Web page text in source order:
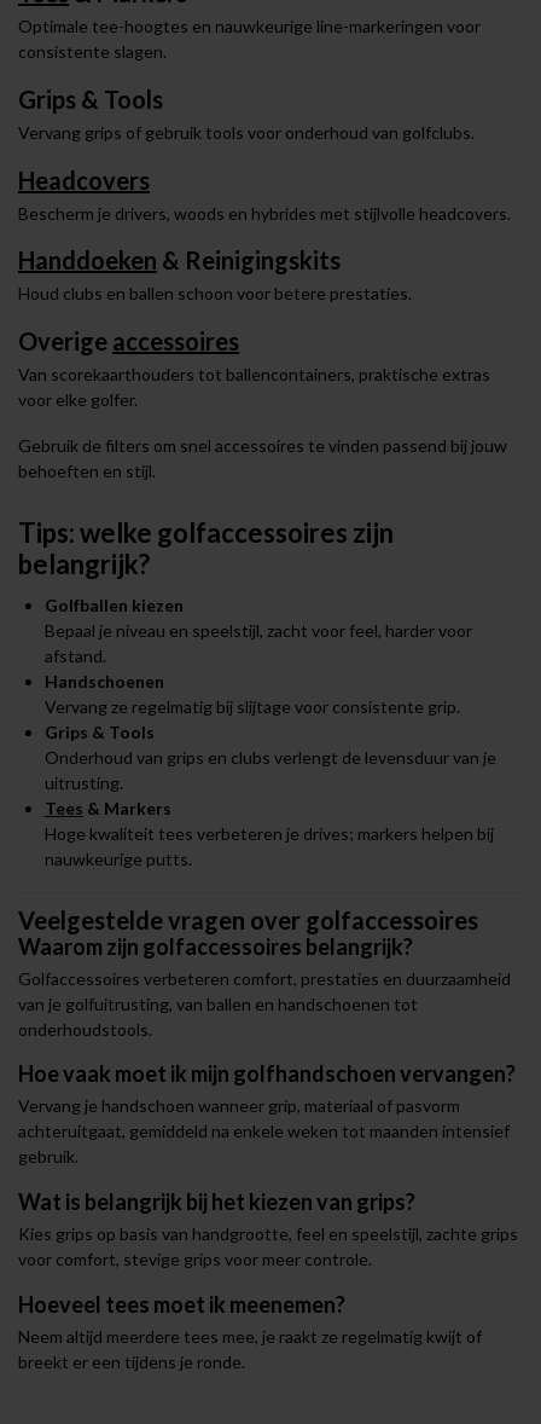
Optimale tee-hoogtes en nauwkeurige line-markeringen voor
consistente slagen.
Grips & Tools
Vervang grips of gebruik tools voor onderhoud van golfclubs.
Headcovers
Bescherm je drivers, woods en hybrides met stijlvolle headcovers.
Handdoeken & Reinigingskits
Houd clubs en ballen schoon voor betere prestaties.
Overige accessoires
Van scorekaarthouders tot ballencontainers, praktische extras
voor elke golfer.
Gebruik de filters om snel accessoires te vinden passend bij jouw
behoeften en stijl.
Tips: welke golfaccessoires zijn
belangrijk?
Golfballen kiezen
Bepaal je niveau en speelstijl, zacht voor feel, harder voor
afstand.
Handschoenen
Vervang ze regelmatig bij slijtage voor consistente grip.
Grips & Tools
Onderhoud van grips en clubs verlengt de levensduur van je
uitrusting.
Tees & Markers
Hoge kwaliteit tees verbeteren je drives; markers helpen bij
nauwkeurige putts.
Veelgestelde vragen over golfaccessoires
Waarom zijn golfaccessoires belangrijk?
Golfaccessoires verbeteren comfort, prestaties en duurzaamheid
van je golfuitrusting, van ballen en handschoenen tot
onderhoudstools.
Hoe vaak moet ik mijn golfhandschoen vervangen?
Vervang je handschoen wanneer grip, materiaal of pasvorm
achteruitgaat, gemiddeld na enkele weken tot maanden intensief
gebruik.
Wat is belangrijk bij het kiezen van grips?
Kies grips op basis van handgrootte, feel en speelstijl, zachte grips
voor comfort, stevige grips voor meer controle.
Hoeveel tees moet ik meenemen?
Neem altijd meerdere tees mee, je raakt ze regelmatig kwijt of
breekt er een tijdens je ronde.